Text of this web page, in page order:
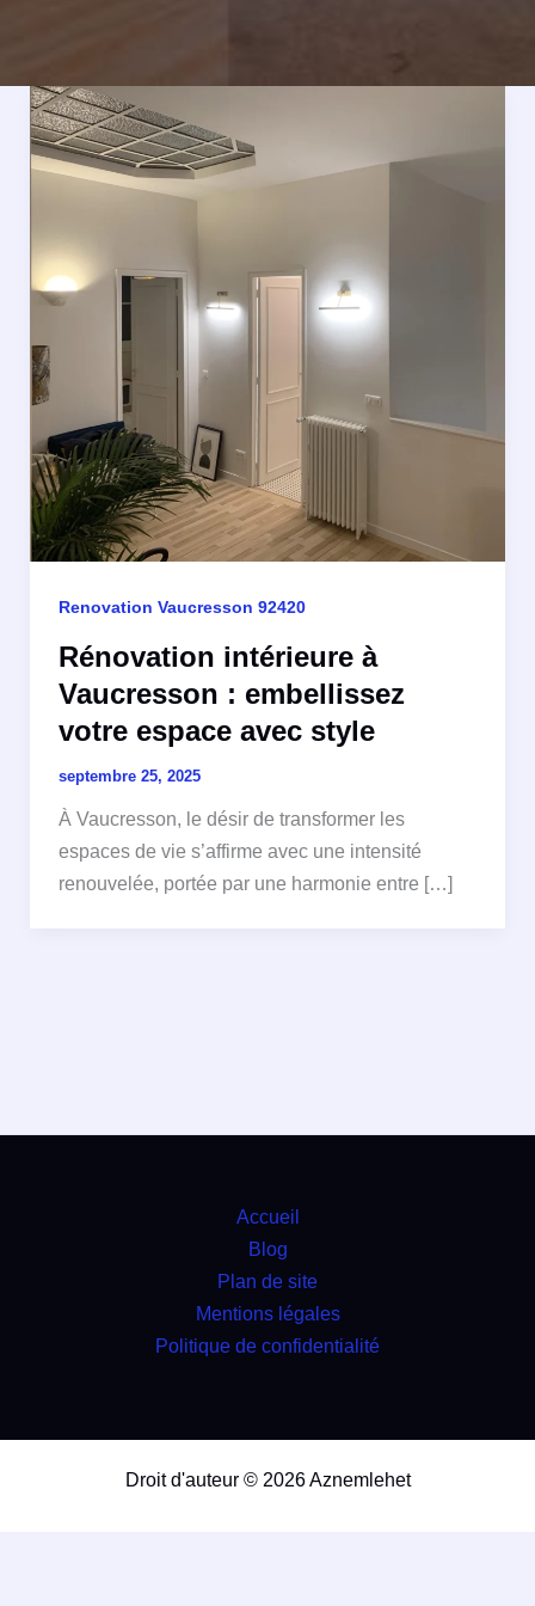
Renovation Vaucresson 92420
Rénovation intérieure à
Vaucresson : embellissez
votre espace avec style
septembre 25, 2025
À Vaucresson, le désir de transformer les
espaces de vie s’affirme avec une intensité
renouvelée, portée par une harmonie entre […]
Accueil
Blog
Plan de site
Mentions légales
Politique de confidentialité
Droit d'auteur © 2026 Aznemlehet